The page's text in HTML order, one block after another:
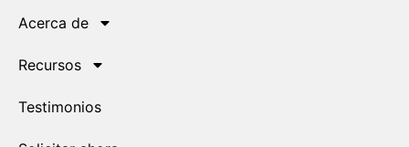
Acerca de
Recursos
Testimonios